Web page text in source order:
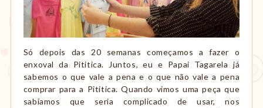
Só depois das 20 semanas começamos a fazer o
enxoval da Pititica. Juntos, eu e Papai Tagarela já
sabemos o que vale a pena e o que não vale a pena
comprar para a Pititica. Quando vimos uma peça que
sabíamos que seria complicado de usar, nos